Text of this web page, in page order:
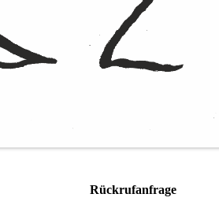
Rückrufanfrage